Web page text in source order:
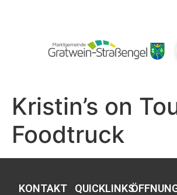
Kristin’s on
Foodtruck
KONTAKT QUICKLINKS